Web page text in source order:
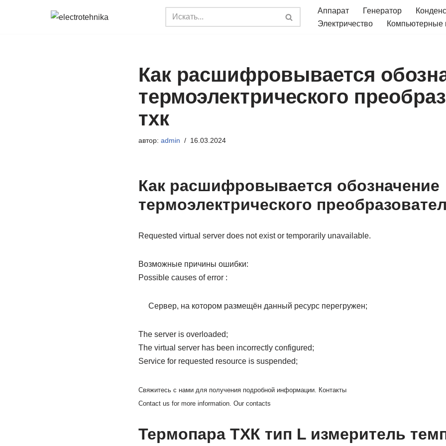
Аппарат Генератор
Электричество
Компьютерные
Как расшифровывается
термоэлектрического
тхк
автор: admin 16.03.2024
Как расшифровывается обозначение
термоэлектрического
Requested virtual server does not exist or temporarily unavailable.
Возможные причины ошибки:
Possible causes of error :
Сервер, на котором размещён данный ресурс перегружен;
The server is overloaded;
The virtual server has been incorrectly configured;
Service for requested resource is suspended;
Свяжитесь с нами для получения подробной информации. Контакты
Contact us for more information. Our contacts
Термопара ТХК тип L измеритель